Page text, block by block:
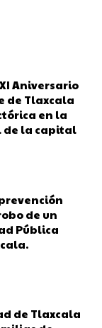
Aniversario
de Tlaxcala
en la
de la capital
de un
Pública
de Tlaxcala